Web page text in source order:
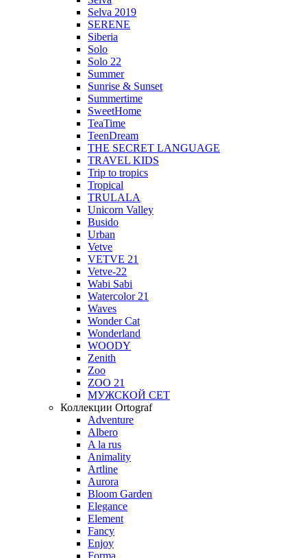
Selva 2019
SERENE
Siberia
Solo
Solo 22
Summer
Sunrise & Sunset
Summertime
SweetHome
TeaTime
TeenDream
THE SECRET LANGUAGE
TRAVEL KIDS
Trip to tropics
Tropical
TRULALA
Unicorn Valley
Busido
Urban
Vetve
VETVE 21
Vetve-22
Wabi Sabi
Watercolor 21
Waves
Wonder Cat
Wonderland
WOODY
Zenith
Zoo
ZOO 21
МУЖСКОЙ СЕТ
Коллекции Ortograf
Adventure
Albero
A la rus
Animality
Artline
Aurora
Bloom Garden
Elegance
Element
Fancy
Enjoy
Forma